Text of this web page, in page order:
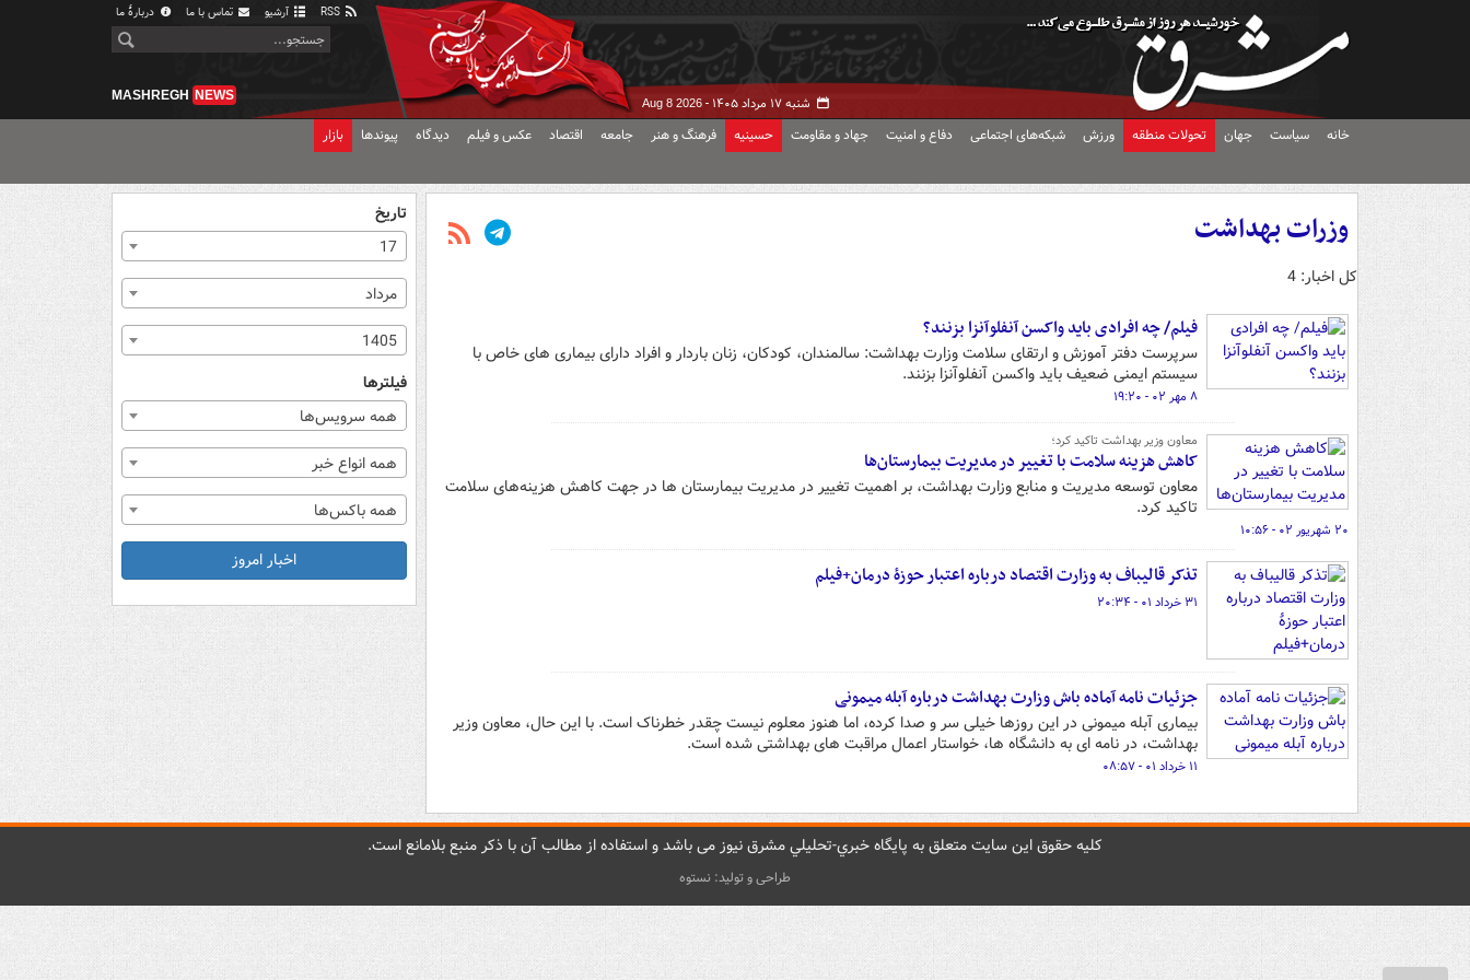
آرشیو تماس با ما دربارهٔ ما
شنبه ۱۷ مرداد ۱۴۰۵ - Aug 8 2026
MASHREGH NEWS
خانه سیاست جهان تحولات منطقه ورزش شبکه‌های اجتماعی دفاع و امنیت جهاد و مقاومت حسینیه فرهنگ و هنر جامعه اقتصاد عکس و فیلم دیدگاه پیوندها بازار
وزرات بهداشت
کل اخبار: 4
فیلم/ چه افرادی باید واکسن آنفلوآنزا بزنند؟
سرپرست دفتر آموزش و ارتقای سلامت وزارت بهداشت: سالمندان، کودکان، زنان باردار و افراد دارای بیماری های خاص با
سیستم ایمنی ضعیف باید واکسن آنفلوآنزا بزنند.
۸ مهر ۰۲ - ۱۹:۲۰
معاون وزیر بهداشت تاکید کرد؛
کاهش هزینه سلامت با تغییر در مدیریت بیمارستان‌ها
معاون توسعه مدیریت و منابع وزارت بهداشت، بر اهمیت تغییر در مدیریت بیمارستان ها در جهت کاهش هزینه‌های سلامت
تاکید کرد.
۲۰ شهریور ۰۲ - ۱۰:۵۶
تذکر قالیباف به وزارت اقتصاد درباره اعتبار حوزۀ درمان+فیلم
۳۱ خرداد ۰۱ - ۲۰:۳۴
جزئیات نامه آماده باش وزارت بهداشت درباره آبله میمونی
بیماری آبله میمونی در این روزها خیلی سر و صدا کرده، اما هنوز معلوم نیست چقدر خطرناک است. با این حال، معاون وزیر
بهداشت، در نامه ای به دانشگاه ها، خواستار اعمال مراقبت های بهداشتی شده است.
۱۱ خرداد ۰۱ - ۰۸:۵۷
تاریخ
17
مرداد
1405
فیلترها
همه سرویس‌ها
همه انواع خبر
همه باکس‌ها
اخبار امروز
کليه حقوق اين سايت متعلق به پایگاه خبري-تحليلي مشرق نيوز می باشد و استفاده از مطالب آن با ذکر منبع بلامانع است.
طراحی و تولید: نستوه